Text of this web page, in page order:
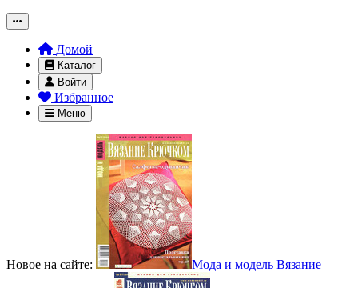
Домой
Каталог
Войти
Избранное
Меню
Новое на сайте: Мода и модель Вязание